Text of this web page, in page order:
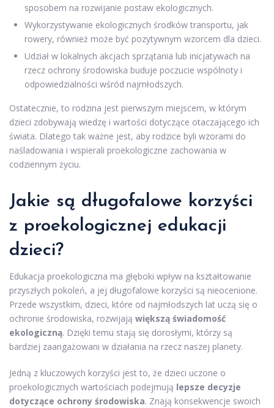
sposobem na rozwijanie postaw ekologicznych.
Wykorzystywanie ekologicznych środków transportu, jak
rowery, również może być pozytywnym wzorcem dla dzieci.
Udział w lokalnych akcjach sprzątania lub inicjatywach na
rzecz ochrony środowiska buduje poczucie wspólnoty i
odpowiedzialności wśród najmłodszych.
Ostatecznie, to rodzina jest pierwszym miejscem, w którym
dzieci zdobywają wiedzę i wartości dotyczące otaczającego ich
świata. Dlatego tak ważne jest, aby rodzice byli wzorami do
naśladowania i wspierali proekologiczne zachowania w
codziennym życiu.
Jakie są długofalowe korzyści
z proekologicznej edukacji
dzieci?
Edukacja proekologiczna ma głęboki wpływ na kształtowanie
przyszłych pokoleń, a jej długofalowe korzyści są nieocenione.
Przede wszystkim, dzieci, które od najmłodszych lat uczą się o
ochronie środowiska, rozwijają większą świadomość
ekologiczną. Dzięki temu stają się dorosłymi, którzy są
bardziej zaangażowani w działania na rzecz naszej planety.
Jedną z kluczowych korzyści jest to, że dzieci uczone o
proekologicznych wartościach podejmują lepsze decyzje
dotyczące ochrony środowiska. Znają konsekwencje swoich